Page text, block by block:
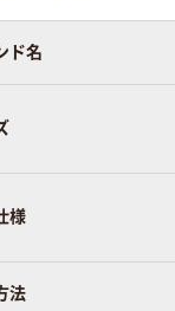
ド名
様
法